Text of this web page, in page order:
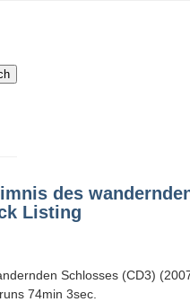
des
Listing
Schlosses (CD3)
74min 3sec.